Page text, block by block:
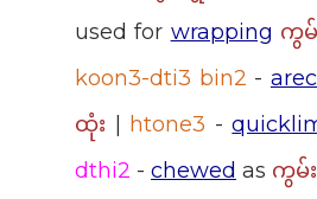
used for wrapping ကွမ်
koon3-dti3 bin2 -
ထုံး | htone3 -
dthi2 - chewed as ကွမ်